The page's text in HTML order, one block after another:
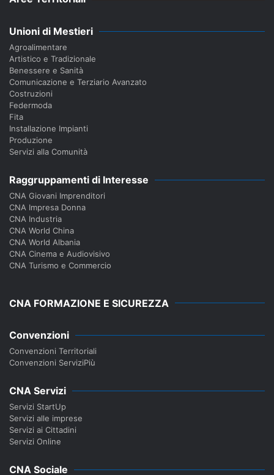
Unioni di Mestieri
Agroalimentare
Artistico e Tradizionale
Benessere e Sanità
Comunicazione e Terziario Avanzato
Costruzioni
Federmoda
Fita
Installazione Impianti
Produzione
Servizi alla Comunità
Raggruppamenti di Interesse
CNA Giovani Imprenditori
CNA Impresa Donna
CNA Industria
CNA World China
CNA World Albania
CNA Cinema e Audiovisivo
CNA Turismo e Commercio
CNA FORMAZIONE E SICUREZZA
Convenzioni
Convenzioni Territoriali
Convenzioni ServiziPiù
CNA Servizi
Servizi StartUp
Servizi alle imprese
Servizi ai Cittadini
Servizi Online
CNA Sociale